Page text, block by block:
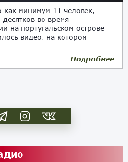
как минимум 11 человек,
во время
на португальском острове
видео, на котором
Подробнее